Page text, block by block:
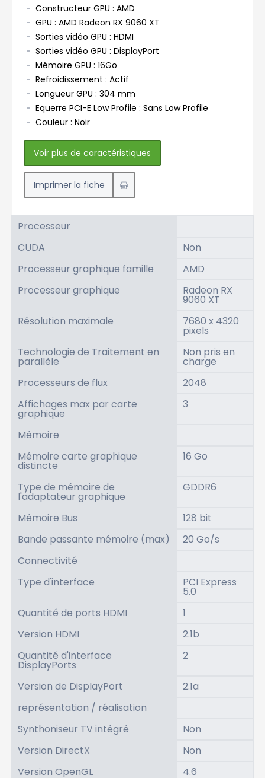
Constructeur GPU : AMD
GPU : AMD Radeon RX 9060 XT
Sorties vidéo GPU : HDMI
Sorties vidéo GPU : DisplayPort
Mémoire GPU : 16Go
Refroidissement : Actif
Longueur GPU : 304 mm
Equerre PCI-E Low Profile : Sans Low Profile
Couleur : Noir
Voir plus de caractéristiques
Imprimer la fiche
Processeur
CUDA
Non
Processeur graphique famille
AMD
Processeur graphique
Radeon RX
9060 XT
Résolution maximale
7680 x 4320
pixels
Technologie de Traitement en
parallèle
Non pris en
charge
Processeurs de flux
2048
Affichages max par carte
graphique
3
Mémoire
Mémoire carte graphique
distincte
16 Go
Type de mémoire de
l'adaptateur graphique
GDDR6
Mémoire Bus
128 bit
Bande passante mémoire (max)
20 Go/s
Connectivité
Type d'interface
PCI Express
5.0
Quantité de ports HDMI
1
Version HDMI
2.1b
Quantité d'interface
DisplayPorts
2
Version de DisplayPort
2.1a
représentation / réalisation
Synthoniseur TV intégré
Non
Version DirectX
Non
Version OpenGL
4.6